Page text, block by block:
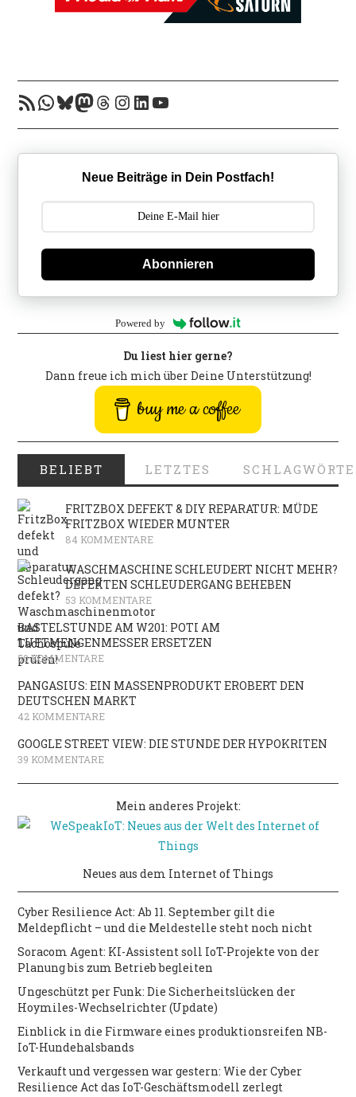
RSS-FeedWhatsApp
Bluesky
Mastodon
Threads
Instagram
LinkedIn
YouTube
Neue Beiträge in Dein Postfach!
Abonnieren
Powered by
Du liest hier gerne?
Dann freue ich mich über Deine Unterstützung!
buy me a coffee
BELIEBT LETZTES
FRITZBOX DEFEKT & DIY REPARATUR: MÜDE
FRITZBOX WIEDER MUNTER
84 KOMMENTARE
WASCHMASCHINE SCHLEUDERT NICHT MEHR?
DEFEKTEN SCHLEUDERGANG BEHEBEN
53 KOMMENTARE
BASTELSTUNDE AM W201: POTI AM
LUFTMENGENMESSER ERSETZEN
50 KOMMENTARE
PANGASIUS: EIN MASSENPRODUKT EROBERT DEN
DEUTSCHEN MARKT
42 KOMMENTARE
GOOGLE STREET VIEW: DIE STUNDE DER HYPOKRITEN
39 KOMMENTARE
Mein anderes Projekt:
Neues aus dem Internet of Things
Cyber Resilience Act: Ab 11. September gilt die
Meldepflicht – und die Meldestelle steht noch nicht
Soracom Agent: KI-Assistent soll IoT-Projekte von der
Planung bis zum Betrieb begleiten
Ungeschützt per Funk: Die Sicherheitslücken der
Hoymiles-Wechselrichter (Update)
Einblick in die Firmware eines produktionsreifen NB-
IoT-Hundehalsbands
Verkauft und vergessen war gestern: Wie der Cyber
Resilience Act das IoT-Geschäftsmodell zerlegt